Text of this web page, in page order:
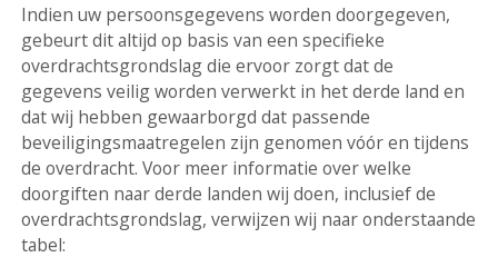
Indien uw persoonsgegevens worden doorgegeven,
gebeurt dit altijd op basis van een specifieke
overdrachtsgrondslag die ervoor zorgt dat de
gegevens veilig worden verwerkt in het derde land en
dat wij hebben gewaarborgd dat passende
beveiligingsmaatregelen zijn genomen vóór en tijdens
de overdracht. Voor meer informatie over welke
doorgiften naar derde landen wij doen, inclusief de
overdrachtsgrondslag, verwijzen wij naar onderstaande
tabel: